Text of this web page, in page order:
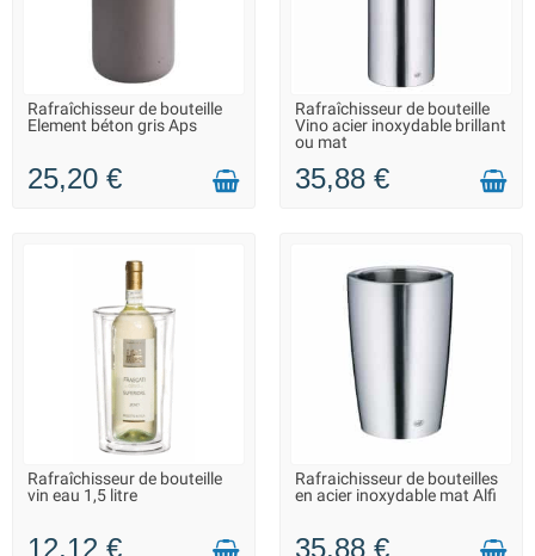
LIVRAISON 2 À 3 JOURS
Rafraîchisseur de bouteille
Element béton gris Aps
25,20 €
LIVRAISON 2 À 3 JOURS
Rafraîchisseur de bouteille
Vino acier inoxydable brillant
ou mat
35,88 €
LIVRAISON 2 À 3 JOURS
Rafraîchisseur de bouteille
vin eau 1,5 litre
12,12 €
LIVRAISON 2 À 3 JOURS
Rafraichisseur de bouteilles
en acier inoxydable mat Alfi
35,88 €